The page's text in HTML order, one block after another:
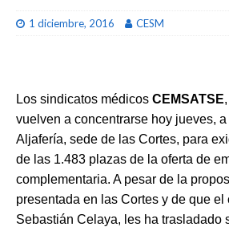
1 diciembre, 2016 CESM
Los sindicatos médicos CEMSATSE
vuelven a concentrarse hoy jueves,
Aljafería, sede de las Cortes, para
de las 1.483 plazas de la oferta de
complementaria. A pesar de la
presentada en las Cortes y de que el
Sebastián Celaya, les ha trasladado